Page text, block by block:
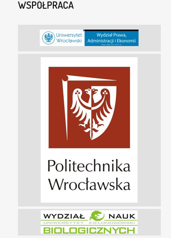
WSPÓŁPRACA